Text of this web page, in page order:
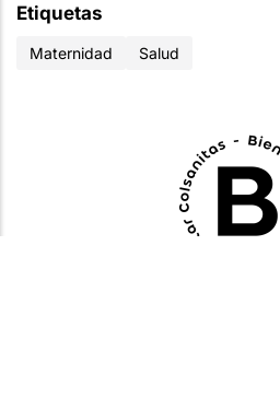
Etiquetas
Maternidad Salud